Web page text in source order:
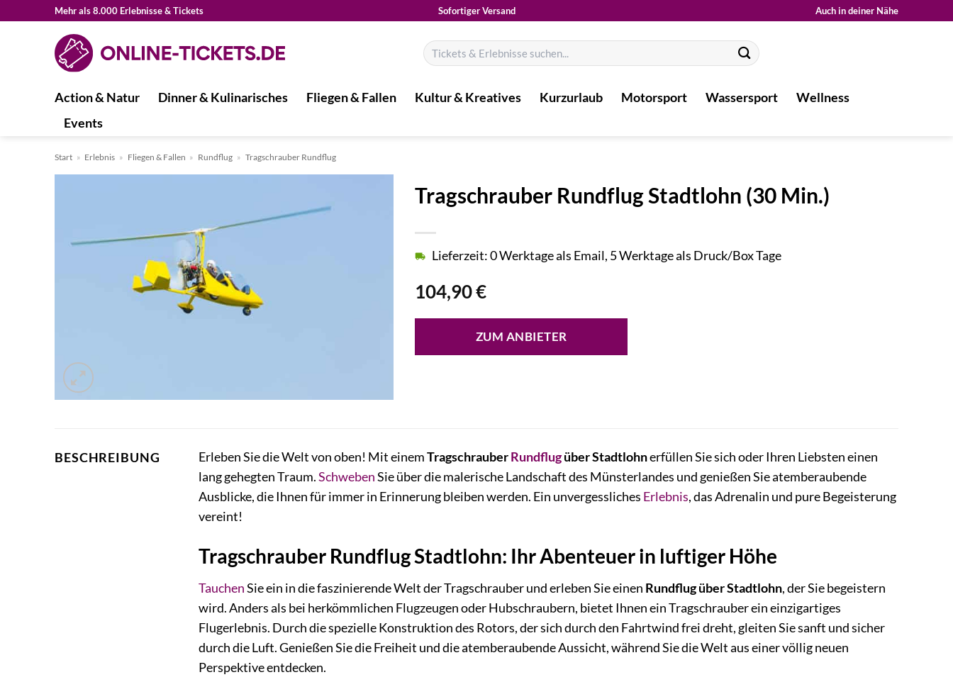
Mehr als 8.000 Erlebnisse & Tickets Sofortiger Versand Auch in deiner Nähe
Suchen
nach:
Action & Natur Dinner & Kulinarisches Fliegen & Fallen Kultur & Kreatives Kurzurlaub Motorsport Wassersport
Wellness
Events
Start » Erlebnis » Fliegen & Fallen » Rundflug » Tragschrauber Rundflug
Tragschrauber Rundflug Stadtlohn (30 Min.)
104,90€
Lieferzeit: 0 Werktage als Email, 5 Werktage als Druck/Box Tage
ZUM ANBIETER
BESCHREIBUNG Erleben Sie die Welt von oben! Mit einemTragschrauberRundflugüber Stadtlohnerfüllen Sie sich oder Ihren Liebsten einen
lang gehegten Traum.SchwebenSie über die malerische Landschaft des Münsterlandes und genießen Sie atemberaubende
Ausblicke, die Ihnen für immer in Erinnerung bleiben werden. Ein unvergessliches Erlebnis, das Adrenalin und pure Begeisterung
vereint!
Tragschrauber Rundflug Stadtlohn: Ihr Abenteuer in luftiger Höhe
TauchenSie ein in die faszinierende Welt der Tragschrauber und erleben Sie einen Rundflug über Stadtlohn, der Sie begeistern
wird. Anders als bei herkömmlichen Flugzeugen oder Hubschraubern, bietet Ihnen ein Tragschrauber ein einzigartiges
Flugerlebnis. Durch die spezielle Konstruktion des Rotors, der sich durch den Fahrtwind frei dreht, gleiten Sie sanft und sicher
durch die Luft. Genießen Sie die Freiheit und die atemberaubende Aussicht, während Sie die Welt aus einer völlig neuen
Perspektive entdecken.